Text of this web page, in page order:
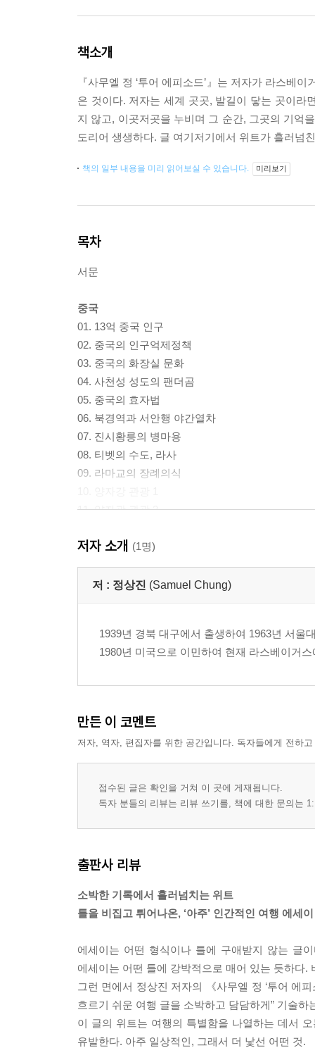
책소개
『사무엘 정 ‘투어 에피소드’』는 저자가 라스베
은 것이다. 저자는 세계 곳곳, 발길이 닿는 곳이라
지 않고, 이곳저곳을 누비며 그 순간, 그곳의 기억
도리어 생생하다. 글 여기저기에서 위트가 흘러넘
책의 일부 내용을 미리 읽어보실 수 있습니다. 미리보기
목차
서문
중국
01. 13억 중국 인구
02. 중국의 인구억제정책
03. 중국의 화장실 문화
04. 사천성 성도의 팬더곰
05. 중국의 효자법
06. 북경역과 서안행 야간열차
07. 진시황릉의 병마용
08. 티벳의 수도, 라사
09. 라마교의 장례의식
11. 양자광 관광 2
네팔
01. 네팔의 수도, 카투만두
04. 지진 현장에서의 두려움
05. 카투만두 공항 폐쇄
01. 알래스카 탐방
02. 에스키모의 방문객 접대
03. 매킨리산 등정과 고상돈 대장의 조난
04. 앵커리지와 알래스카 연어
05. 콜럼비아 빙하 관광선
08. 알래스카 주민의 공짜 돈
실크로드와 돈황
01. 실크로드와 돈황 막고굴
03. 막고굴 관광 1
04. 막고굴 관광 2
05. 천산산맥
06. 당나라 승려, 삼장법사 현장
07. 아스타나 고분
08. 투루판의 화염산
저자 소개 (1명)
저 : 정상진 (Samuel Chung)
1939년 경북 대구에서 출생하여 1963년 서울
1980년 미국으로 이민하여 현재 라스베이거
만든 이 코멘트
저자, 역자, 편집자를 위한 공간입니다. 독자들에게 전하
접수된 글은 확인을 거쳐 이 곳에 게재됩니다.
독자 분들의 리뷰는 리뷰 쓰기를, 책에 대한 문의는
출판사 리뷰
소박한 기록에서 흘러넘치는 위트
틀을 비집고 튀어나온, ‘아주’ 인간적인 여행 에세이
에세이는 어떤 형식이나 틀에 구애받지 않는 글
에세이는 어떤 틀에 강박적으로 매어 있는 듯하다
그런 면에서 정상진 저자의 《사무엘 정 ‘투어 에
흐르기 쉬운 여행 글을 소박하고 담담하게” 기술하
이 글의 위트는 여행의 특별함을 나열하는 데서
유발한다. 아주 일상적인, 그래서 더 낯선 어떤 것.